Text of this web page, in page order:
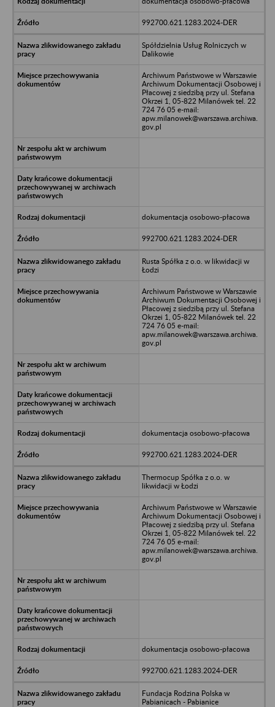
992700.621.1283.2024-DER
Spółdzielnia Usług Rolniczych w
Dalikowie
Archiwum Państwowe w Warszawie
Archiwum Dokumentacji Osobowej i
Płacowej z siedzibą przy ul. Stefana
Okrzei 1, 05-822 Milanówek tel. 22
724 76 05 e-mail:
apw.milanowek@warszawa.archiwa.
gov.pl
dokumentacja osobowo-płacowa
992700.621.1283.2024-DER
Rusta Spółka z o.o. w likwidacji w
Łodzi
Archiwum Państwowe w Warszawie
Archiwum Dokumentacji Osobowej i
Płacowej z siedzibą przy ul. Stefana
Okrzei 1, 05-822 Milanówek tel. 22
724 76 05 e-mail:
apw.milanowek@warszawa.archiwa.
gov.pl
dokumentacja osobowo-płacowa
992700.621.1283.2024-DER
Thermocup Spółka z o.o. w
likwidacji w Łodzi
Archiwum Państwowe w Warszawie
Archiwum Dokumentacji Osobowej i
Płacowej z siedzibą przy ul. Stefana
Okrzei 1, 05-822 Milanówek tel. 22
724 76 05 e-mail:
apw.milanowek@warszawa.archiwa.
gov.pl
dokumentacja osobowo-płacowa
992700.621.1283.2024-DER
Fundacja Rodzina Polska w
Pabianicach - Pabianice